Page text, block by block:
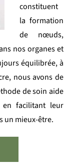
constituent
la formation
de nœuds,
nos organes et
équilibrée, à
nous avons de
de soin aide
en facilitant leur
un mieux-être.